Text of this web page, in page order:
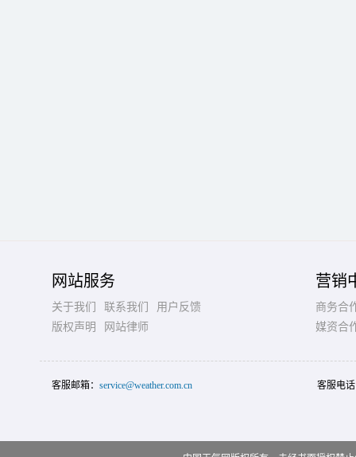
网站服务
关于我们 联系我们
用户反馈
版权声明
网站律师
营销
商务合
媒资合
客服邮箱： service@weather.com.cn 客服电